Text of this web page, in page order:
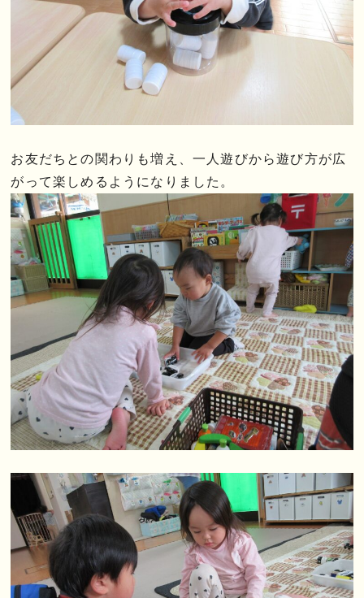
お友だちとの関わりも増え、一人遊びから遊び方が広
がって楽しめるようになりました。